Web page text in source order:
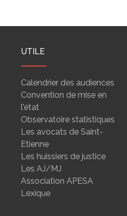
UTILE
Calendrier des audiences
Convention de mise en
l'état
Observatoire statistiques
Les avocats de Saint-
Etienne
Les huissiers de justice
Les AJ/MJ
Association APESA
Lexique